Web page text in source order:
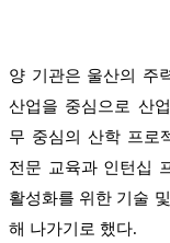
양 기관은 울산의 주
산업을 중심으로 산
무 중심의 산학 프로
전문 교육과 인턴십
활성화를 위한 기술
해 나가기로 했다.